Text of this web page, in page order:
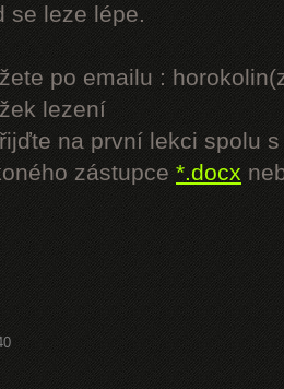
se leze lépe.
po emailu :
lezení
na první lekci spolu
zástupce *.docx